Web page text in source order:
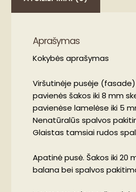
Aprašymas
Kokybės aprašymas
Viršutinėje pusėje
pavienės šakos iki 8 mm
pavienėse lamelėse iki 5
Nenatūralūs spalvos
Glaistas tamsiai rudos
Apatinė pusė. Šakos iki 20
balana bei spalvos